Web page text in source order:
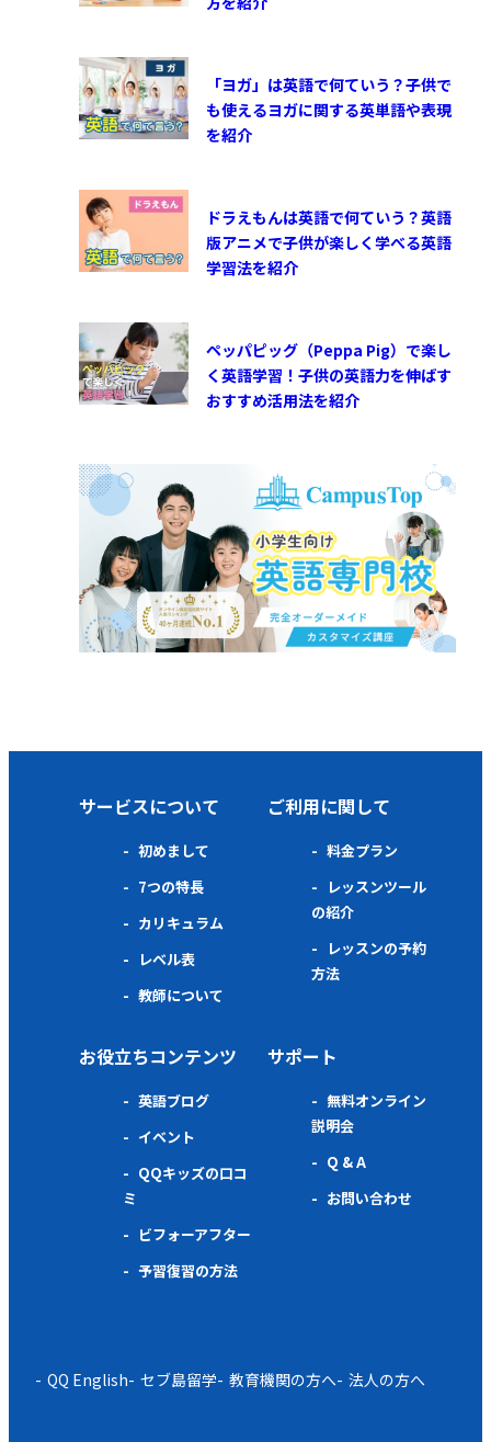
「ヨガ」は英語で何ていう？子供で
も使えるヨガに関する英単語や表現
を紹介
ドラえもんは英語で何ていう？英語
版アニメで子供が楽しく学べる英語
学習法を紹介
ペッパピッグ（Peppa Pig）で楽し
く英語学習！子供の英語力を伸ばす
おすすめ活用法を紹介
サービスについて
初めまして
7つの特長
カリキュラム
レベル表
教師について
ご利用に関して
料金プラン
レッスンツール
の紹介
レッスンの予約
方法
お役立ちコンテンツ
英語ブログ
イベント
QQキッズの口コ
ミ
ビフォーアフター
予習復習の方法
サポート
無料オンライン
説明会
Q & A
お問い合わせ
QQ English セブ島留学 教育機関の方へ 法人の方へ